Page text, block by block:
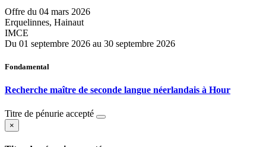
Offre du 04 mars 2026
Erquelinnes, Hainaut
IMCE
Du 01 septembre 2026 au 30 septembre 2026
Fondamental
Recherche maître de seconde langue néerlandais à Hour
Titre de pénurie accepté
×